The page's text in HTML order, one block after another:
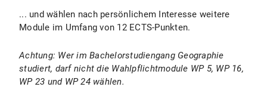
... und wählen nach persönlichem Interesse weitere
Module im Umfang von 12 ECTS-Punkten.
Achtung: Wer im Bachelorstudiengang Geographie
studiert, darf nicht die Wahlpflichtmodule WP 5, WP 16,
WP 23 und WP 24 wählen.